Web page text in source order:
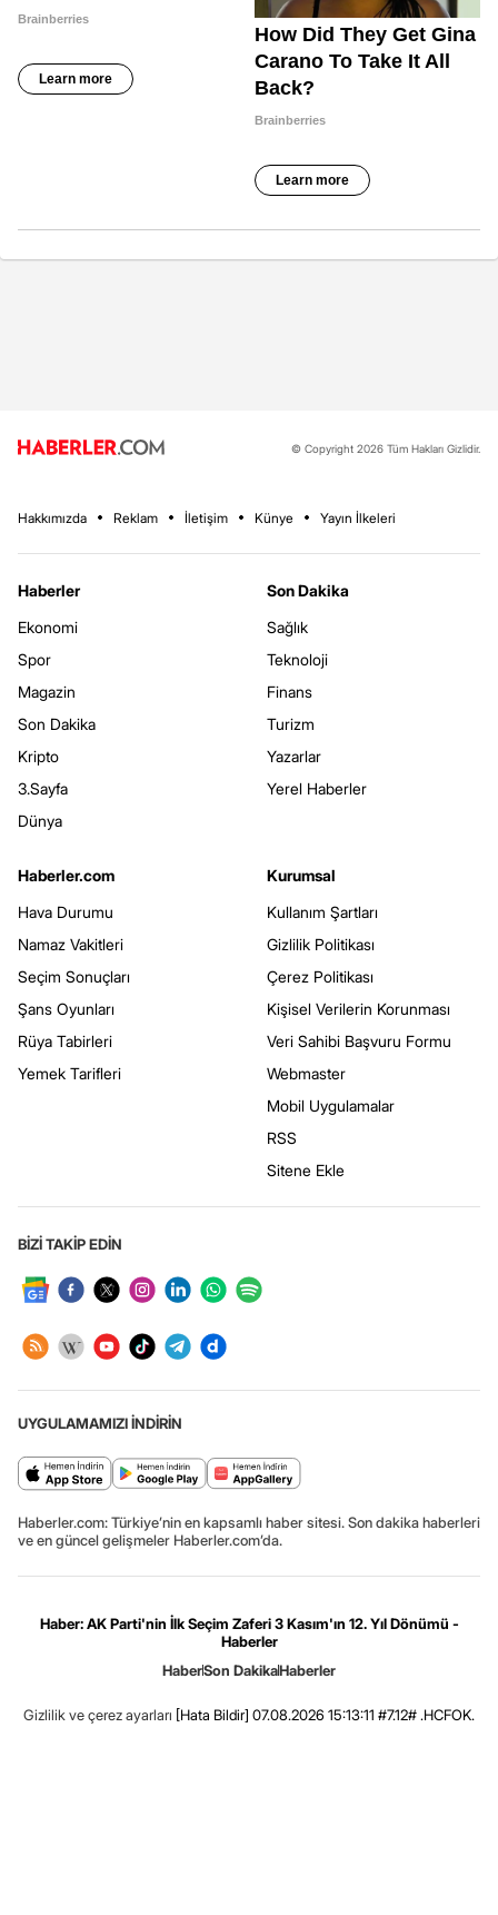
© Copyright 2026 Tüm Hakları Gizlidir.
Hakkımızda Reklam İletişim Künye Yayın İlkeleri
Haberler
Ekonomi
Spor
Magazin
Son Dakika
Kripto
3.Sayfa
Dünya
Son Dakika
Sağlık
Teknoloji
Finans
Turizm
Yazarlar
Yerel Haberler
Haberler.com
Hava Durumu
Namaz Vakitleri
Seçim Sonuçları
Şans Oyunları
Rüya Tabirleri
Yemek Tarifleri
Kurumsal
Kullanım Şartları
Gizlilik Politikası
Çerez Politikası
Kişisel Verilerin Korunması
Veri Sahibi Başvuru Formu
Webmaster
Mobil Uygulamalar
RSS
Sitene Ekle
BİZİ TAKİP EDİN
UYGULAMAMIZI İNDİRİN
Haberler.com: Türkiye’nin en kapsamlı haber sitesi. Son dakika haberleri
ve en güncel gelişmeler Haberler.com’da.
Haber: AK Parti'nin İlk Seçim Zaferi 3 Kasım'ın 12. Yıl Dönümü -
Haberler
HaberSon DakikaHaberler
Gizlilik ve çerez ayarları [Hata Bildir] 07.08.2026 15:13:11 #7.12# .HCFOK.